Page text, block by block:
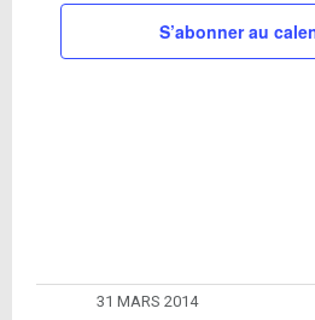
S’abonner au
31 MARS 2014